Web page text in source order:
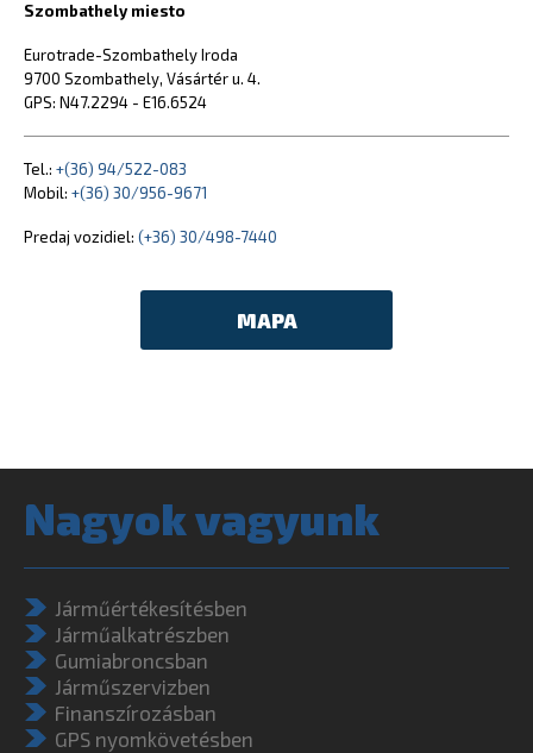
Szombathely miesto
Eurotrade-Szombathely Iroda
9700 Szombathely, Vásártér u. 4.
GPS: N47.2294 - E16.6524
Tel.: +(36) 94/522-083
Mobil: +(36) 30/956-9671
Predaj vozidiel: (+36) 30/498-7440
MAPA
Nagyok vagyunk
Járműértékesítésben
Járműalkatrészben
Gumiabroncsban
Járműszervizben
Finanszírozásban
GPS nyomkövetésben